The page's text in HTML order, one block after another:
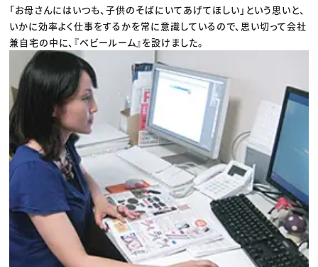
「お母さんにはいつも、子供のそばにいてあげてほしい」という思いと、
いかに効率よく仕事をするかを常に意識しているので、思い切って会社
兼自宅の中に、『ベビールーム』を設けました。